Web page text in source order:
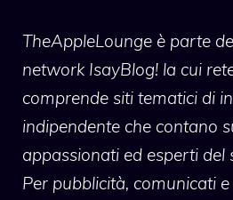
TheAppleLounge è parte
network IsayBlog! la cui
comprende siti tematici di
indipendente che contano
appassionati ed esperti del
Per pubblicità, comunicati e